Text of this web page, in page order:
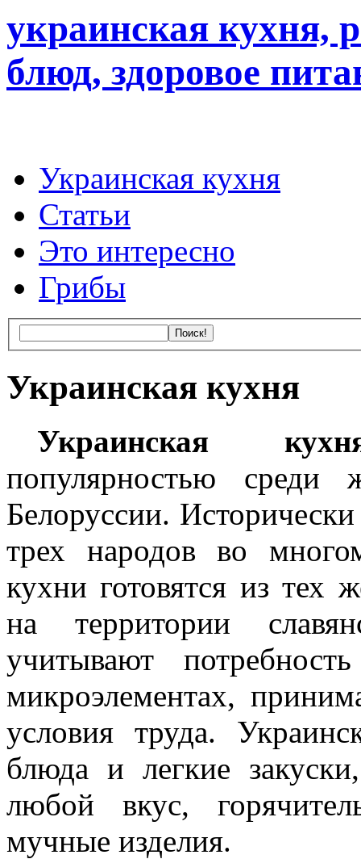
украинская кухня,
блюд, здоровое
Украинская кухня
Статьи
Это интересно
Грибы
Украинская кухня
Украинская
популярностью
Белоруссии.
трех народов во
кухни готовятся из тех
на территории
учитывают
микроэлементах,
условия труда.
блюда и легкие
любой вкус,
мучные изделия.